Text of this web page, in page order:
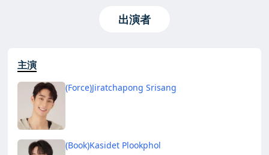
出演者
主演
(Force)Jiratchapong Srisang
(Book)Kasidet Plookphol